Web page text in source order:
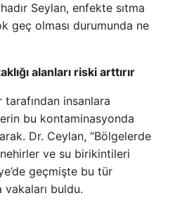
Seylan, enfekte sıtma
geç olması durumunda ne
alanları riski arttırır
tarafından insanlara
bu kontaminasyonda
Dr. Ceylan, “Bölgelerde
ve su birikintileri
geçmişte bu tür
vakaları buldu.